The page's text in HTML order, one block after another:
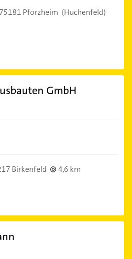
75181 Pforzheim (Huchenfeld)
GmbH
Birkenfeld
4,6 km